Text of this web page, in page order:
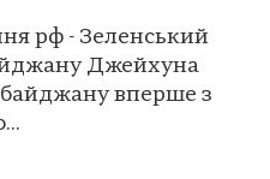
рф - Зеленський
Джейхуна
вперше з